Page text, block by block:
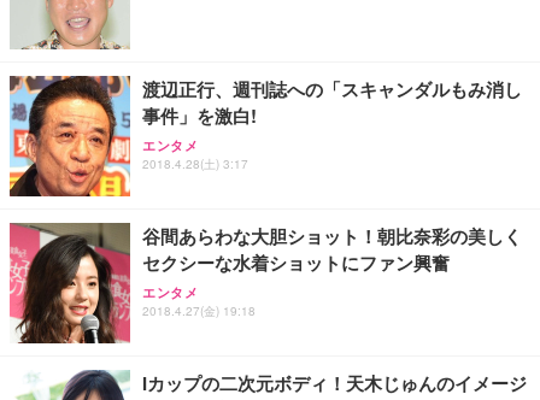
渡辺正行、週刊誌への「スキャンダルもみ消し
事件」を激白!
エンタメ
2018.4.28(土) 3:17
谷間あらわな大胆ショット！朝比奈彩の美しく
セクシーな水着ショットにファン興奮
エンタメ
2018.4.27(金) 19:18
Iカップの二次元ボディ！天木じゅんのイメージ